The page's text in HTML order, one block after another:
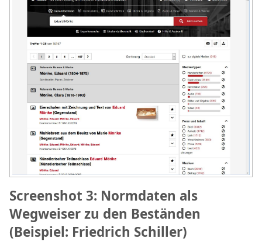
Screenshot 3: Normdaten als
Wegweiser zu den Beständen
(Beispiel: Friedrich Schiller)